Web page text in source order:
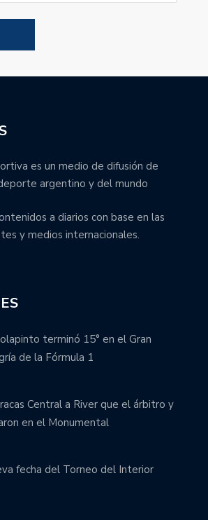
es un medio de difusión de
argentino y del mundo
a diarios con base en las
y medios internacionales.
terminó 15° en el Gran
de la Fórmula 1
Central a River que el árbitro y
en el Monumental
fecha del Torneo del Interior